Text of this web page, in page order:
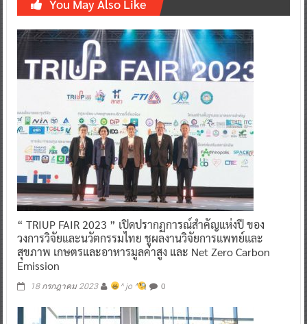
You May Also Like
“ TRIUP FAIR 2023 ” เปิดปรากฏการณ์สำคัญแห่งปี ของ
วงการวิจัยและนวัตกรรมไทย ชูผลงานวิจัยการแพทย์และ
สุขภาพ เกษตรและอาหารมูลค่าสูง และ Net Zero Carbon
Emission
18 กรกฎาคม 2023 ^ jo ^ 0